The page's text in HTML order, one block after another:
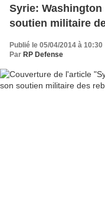
Syrie:
soutien militaire
Publié le 05/04/2014 à 10:30
Par RP Defense